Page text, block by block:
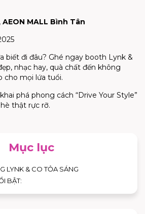
AEON MALL Bình Tân
biết đi đâu? Ghé ngay booth Lynk &
nhạc hay, quà chất đến không
cho mọi lứa tuổi.
phá phong cách “Drive Your Style”
thật rực rỡ.
Mục lục
LYNK & CO TỎA SÁNG
BẬT: